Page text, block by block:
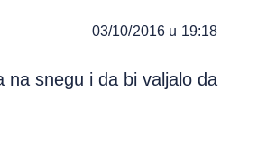
03/10/2016 u 19:18
na snegu i da bi valjalo da